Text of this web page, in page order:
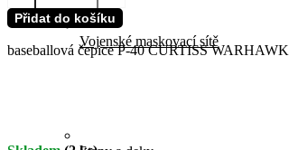
Vojenské maskovací sítě
Přidat do košíku
baseballová čepice P-40 CURTISS WARHAWK